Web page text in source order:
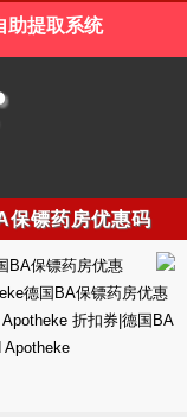
提取系统
镖药房优惠码
BA保镖药房优惠
德国BA保镖药房优惠
折扣券|德国BA
Apotheke